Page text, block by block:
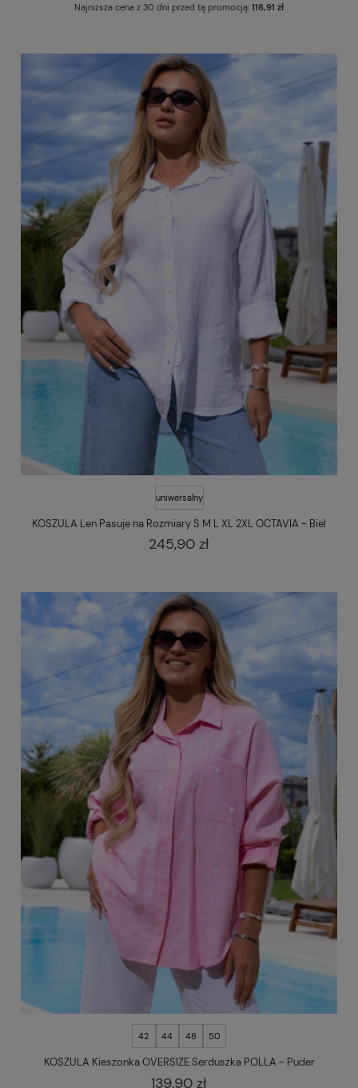
Najniższa cena z 30 dni przed tą promocją: 116,91 zł
uniwersalny
KOSZULA Len Pasuje na Rozmiary S M L XL 2XL OCTAVIA - Biel
245,90 zł
42 44 48 50
KOSZULA Kieszonka OVERSIZE Serduszka POLLA - Puder
139,90 zł